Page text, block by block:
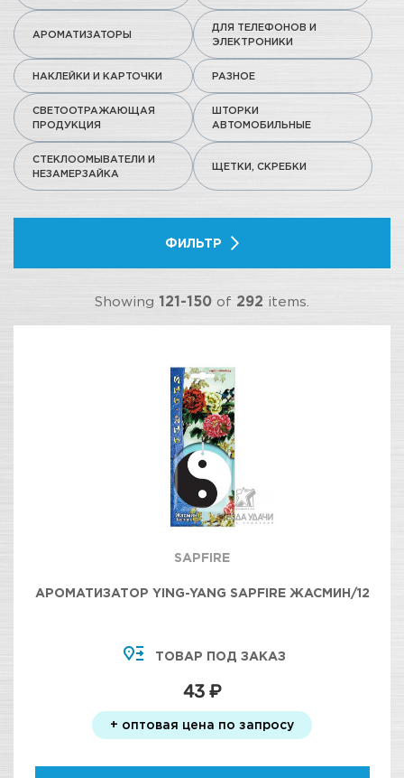
АРОМАТИЗАТОРЫ
ДЛЯ ТЕЛЕФОНОВ И
ЭЛЕКТРОНИКИ
НАКЛЕЙКИ И КАРТОЧКИ РАЗНОЕ
СВЕТООТРАЖАЮЩАЯ
ПРОДУКЦИЯ
ШТОРКИ
АВТОМОБИЛЬНЫЕ
СТЕКЛООМЫВАТЕЛИ И
НЕЗАМЕРЗАЙКА
ЩЕТКИ, СКРЕБКИ
ФИЛЬТР
Showing 121-150 of 292 items.
SAPFIRE
АРОМАТИЗАТОР YING-YANG SAPFIRE ЖАСМИН/12
ТОВАР ПОД ЗАКАЗ
43 ₽
+ оптовая цена по запросу